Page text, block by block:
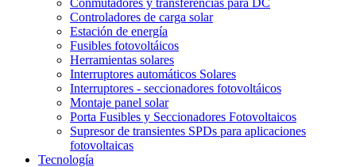
Controladores de carga solar
Estación de energía
Fusibles fotovoltáicos
Herramientas solares
Interruptores automáticos Solares
Interruptores - seccionadores fotovoltáicos
Montaje panel solar
Porta Fusibles y Seccionadores Fotovoltaicos
Supresor de transientes SPDs para aplicaciones
fotovoltaicas
Tecnología